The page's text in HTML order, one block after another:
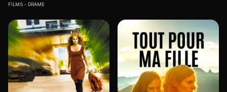
FILMS DRAME